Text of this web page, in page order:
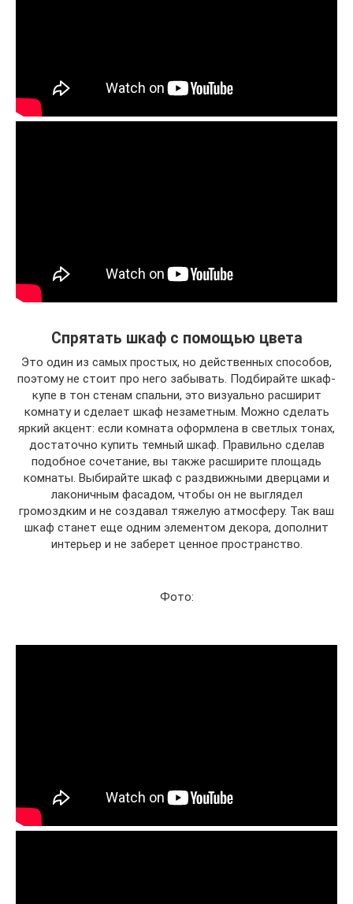
Спрятать шкаф с помощью цвета
Это один из самых простых, но действенных способов,
поэтому не стоит про него забывать. Подбирайте шкаф-
купе в тон стенам спальни, это визуально расширит
комнату и сделает шкаф незаметным. Можно сделать
яркий акцент: если комната оформлена в светлых тонах,
достаточно купить темный шкаф. Правильно сделав
подобное сочетание, вы также расширите площадь
комнаты. Выбирайте шкаф с раздвижными дверцами и
лаконичным фасадом, чтобы он не выглядел
громоздким и не создавал тяжелую атмосферу. Так ваш
шкаф станет еще одним элементом декора, дополнит
интерьер и не заберет ценное пространство.
Фото: